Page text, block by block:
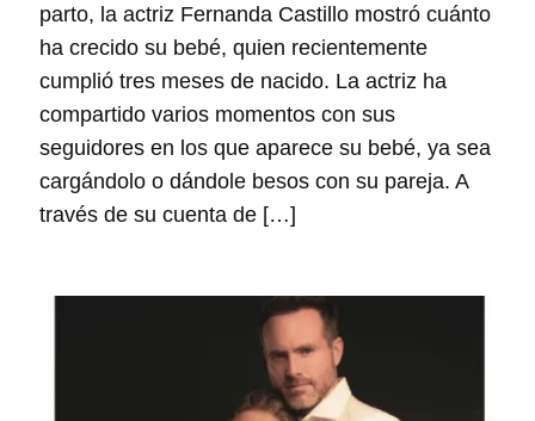
parto, la actriz Fernanda Castillo mostró cuánto
ha crecido su bebé, quien recientemente
cumplió tres meses de nacido. La actriz ha
compartido varios momentos con sus
seguidores en los que aparece su bebé, ya sea
cargándolo o dándole besos con su pareja. A
través de su cuenta de […]